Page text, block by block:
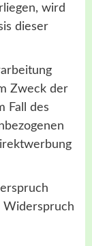
wird
dieser
Zweck der
Fall des